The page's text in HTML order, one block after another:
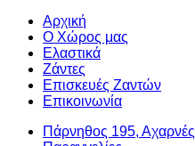
Αρχική
Ο Χώρος μας
Ελαστικά
Ζάντες
Επισκευές Ζαντών
Επικοινωνία
Πάρνηθος 195, Αχαρνές